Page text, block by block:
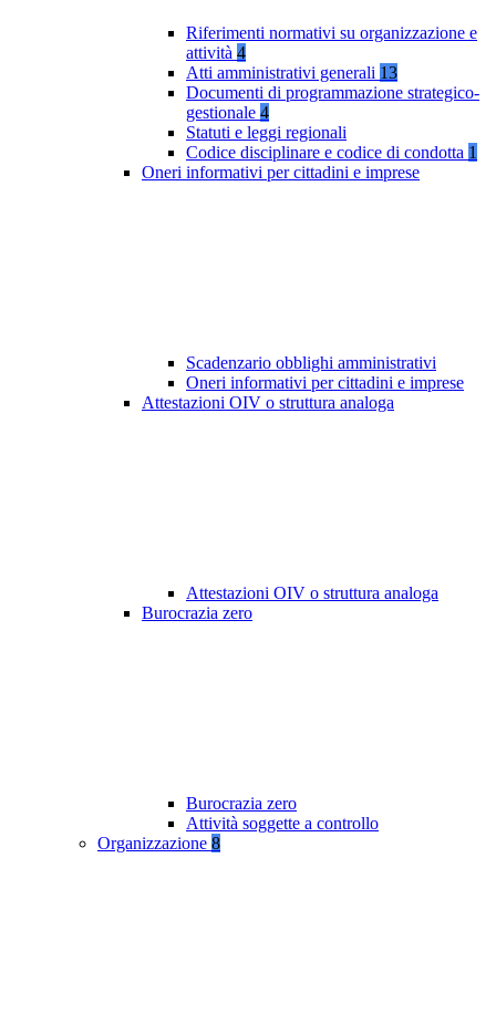
Riferimenti normativi su organizzazione e
attività 4
Atti amministrativi generali 13
Documenti di programmazione strategico-
gestionale 4
Statuti e leggi regionali
Codice disciplinare e codice di condotta 1
Oneri informativi per cittadini e imprese
Scadenzario obblighi amministrativi
Oneri informativi per cittadini e imprese
Attestazioni OIV o struttura analoga
Attestazioni OIV o struttura analoga
Burocrazia zero
Burocrazia zero
Attività soggette a controllo
Organizzazione 8